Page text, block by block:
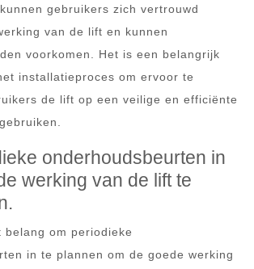
gebruikers zich vertrouwd
van de lift en kunnen
voorkomen. Het is een belangrijk
installatieproces om ervoor te
de lift op een veilige en efficiënte
onderhoudsbeurten in
werking van de lift te
belang om periodieke
in te plannen om de goede werking